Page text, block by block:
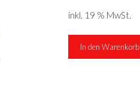
inkl. 19 % MwSt.
In den Warenkorb